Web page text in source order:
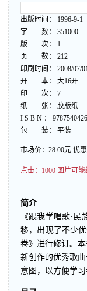
出版时间： 1996-9-1
字 数： 351000
版 次： 1
页 数： 212
印刷时间： 2008/07/
开 本： 大16开
印 次： 7
纸 张： 胶版纸
I S B N ：
包 装： 平装
市场价： 28.00元 优惠
点击： 1000 图片可
简介
《跟我学唱歌·
移，出现了不少
卷》进行修订。
新创作的优秀歌
意图，以方便学